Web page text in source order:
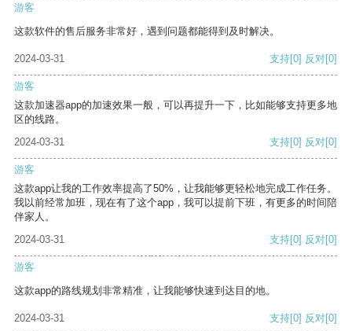
游客
这款软件的售后服务非常好，遇到问题都能得到及时解决。
2024-03-31 支持[0] 反对[0]
游客
这款加速器app的加速效果一般，可以再提升一下，比如能够支持更多地
区的线路。
2024-03-31
支持[0] 反对[0]
游客
这款app让我的工作效率提高了50%，让我能够更轻松地完成工作任务。
我以前经常加班，现在有了这个app，我可以提前下班，有更多的时间陪
伴家人。
2024-03-31
支持[0] 反对[0]
游客
这款app的路线规划非常精准，让我能够快速到达目的地。
2024-03-31 支持[0] 反对[0]